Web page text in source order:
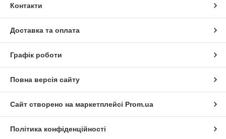
Контакти
Доставка та оплата
Графік роботи
Повна версія сайту
Сайт створено на маркетплейсі Prom.ua
Політика конфіденційності